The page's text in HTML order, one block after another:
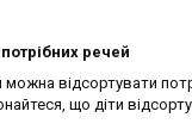
речей
відсортувати
що діти